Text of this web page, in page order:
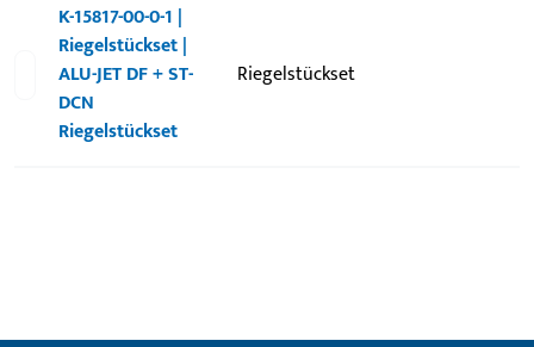
K-15817-00-0-1 |
Riegelstückset |
ALU-JET DF + ST-
DCN
Riegelstückset
Riegelstückset